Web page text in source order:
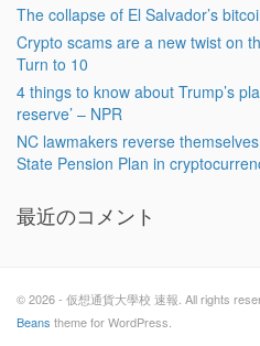
The collapse of El Salvador’s
Crypto scams are a new twist on
Turn to 10
4 things to know about Trump’s
reserve’ – NPR
NC lawmakers reverse
State Pension Plan in
最近のコメント
© 2026 - 仮想通貨大學校 速報. All rights
Beans theme for WordPress.